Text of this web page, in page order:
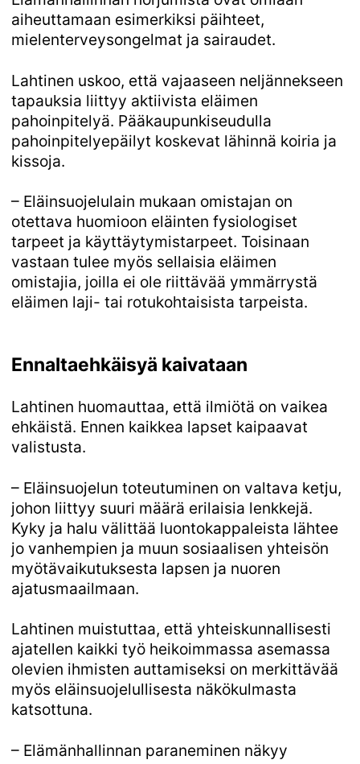
aiheuttamaan esimerkiksi päihteet,
mielenterveysongelmat ja sairaudet.
Lahtinen uskoo, että vajaaseen neljännekseen
tapauksia liittyy aktiivista eläimen
pahoinpitelyä. Pääkaupunkiseudulla
pahoinpitelyepäilyt koskevat lähinnä koiria ja
kissoja.
– Eläinsuojelulain mukaan omistajan on
otettava huomioon eläinten fysiologiset
tarpeet ja käyttäytymistarpeet. Toisinaan
vastaan tulee myös sellaisia eläimen
omistajia, joilla ei ole riittävää ymmärrystä
eläimen laji- tai rotukohtaisista tarpeista.
Ennaltaehkäisyä kaivataan
Lahtinen huomauttaa, että ilmiötä on vaikea
ehkäistä. Ennen kaikkea lapset kaipaavat
valistusta.
– Eläinsuojelun toteutuminen on valtava ketju,
johon liittyy suuri määrä erilaisia lenkkejä.
Kyky ja halu välittää luontokappaleista lähtee
jo vanhempien ja muun sosiaalisen yhteisön
myötävaikutuksesta lapsen ja nuoren
ajatusmaailmaan.
Lahtinen muistuttaa, että yhteiskunnallisesti
ajatellen kaikki työ heikoimmassa asemassa
olevien ihmisten auttamiseksi on merkittävää
myös eläinsuojelullisesta näkökulmasta
katsottuna.
– Elämänhallinnan paraneminen näkyy